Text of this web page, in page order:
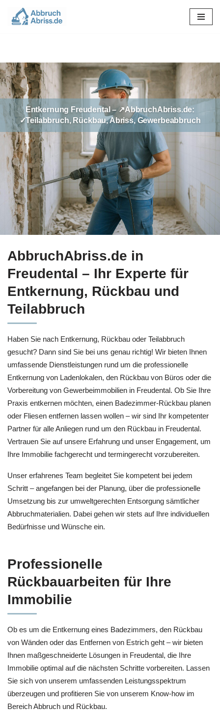
Zum
Entkernung Freudental – ↗️AbbruchAbriss.de:
✓Teilabbruch, Rückbau, Abriss, Gewerbeabbruch
AbbruchAbriss.de in
Freudental – Ihr Experte für
Entkernung, Rückbau und
Teilabbruch
Haben Sie nach Entkernung, Rückbau oder Teilabbruch
gesucht? Dann sind Sie bei uns genau richtig! Wir bieten Ihnen
umfassende Dienstleistungen rund um die professionelle
Entkernung von Ladenlokalen, den Rückbau von Büros oder die
Vorbereitung von Gewerbeimmobilien in Freudental. Ob Sie Ihre
Praxis entkernen möchten, einen Badezimmer-Rückbau planen
oder Fliesen entfernen lassen wollen – wir sind Ihr kompetenter
Partner für alle Anliegen rund um den Rückbau in Freudental.
Vertrauen Sie auf unsere Erfahrung und unser Engagement, um
Ihre Immobilie fachgerecht und termingerecht vorzubereiten.
Unser erfahrenes Team begleitet Sie kompetent bei jedem
Schritt – angefangen bei der Planung, über die professionelle
Umsetzung bis zur umweltgerechten Entsorgung sämtlicher
Abbruchmaterialien. Dabei gehen wir stets auf Ihre individuellen
Bedürfnisse und Wünsche ein.
Professionelle
Rückbauarbeiten für Ihre
Immobilie
Ob es um die Entkernung eines Badezimmers, den Rückbau
von Wänden oder das Entfernen von Estrich geht – wir bieten
Ihnen maßgeschneiderte Lösungen in Freudental, die Ihre
Immobilie optimal auf die nächsten Schritte vorbereiten. Lassen
Sie sich von unserem umfassenden Leistungsspektrum
überzeugen und profitieren Sie von unserem Know-how im
Bereich Abbruch und Rückbau.